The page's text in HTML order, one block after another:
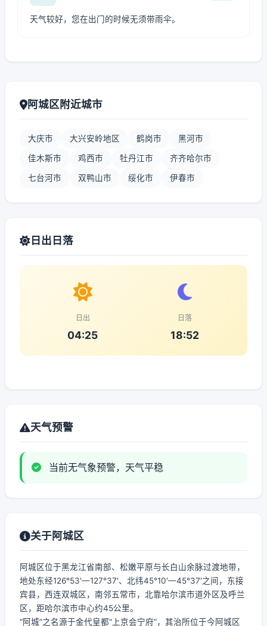
天气较好，您在出门的时候无须带雨伞。
阿城区附近城市
大庆市 大兴安岭地区 鹤岗市 黑河市
佳木斯市 鸡西市 牡丹江市 齐齐哈尔市
七台河市 双鸭山市 绥化市 伊春市
日出日落
日出
04:25
日落
18:52
天气预警
当前无气象预警，天气平稳
关于阿城区
阿城区位于黑龙江省南部、松嫩平原与长白山余脉过渡地带，
地处东经126°53′—127°37′、北纬45°10′—45°37′之间，东接
宾县，西连双城区，南邻五常市，北靠哈尔滨市道外区及呼兰
区，距哈尔滨市中心约45公里。
“阿城”之名源于金代皇都“上京会宁府”，其治所位于今阿城区